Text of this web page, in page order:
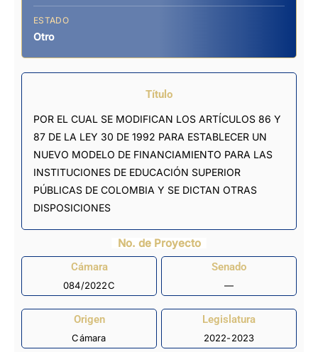
ESTADO
Otro
Título
POR EL CUAL SE MODIFICAN LOS ARTÍCULOS 86 Y
87 DE LA LEY 30 DE 1992 PARA ESTABLECER UN
NUEVO MODELO DE FINANCIAMIENTO PARA LAS
INSTITUCIONES DE EDUCACIÓN SUPERIOR
PÚBLICAS DE COLOMBIA Y SE DICTAN OTRAS
DISPOSICIONES
No. de Proyecto
Cámara
084/2022C
Senado
—
Origen
Cámara
Legislatura
2022-2023